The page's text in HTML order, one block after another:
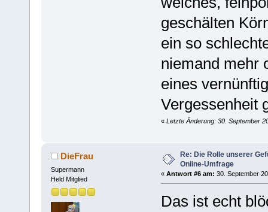
geschälten
ein so
niemand mehr
eines
Vergessenheit
« Letzte Änderung: 30. September
DieFrau
Supermann
Held Mitglied
Re: Die Rolle unserer
Online-Umfrage
« Antwort #6 am: 30. September
Das ist echt